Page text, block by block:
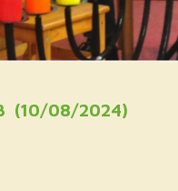
(10/08/2024)